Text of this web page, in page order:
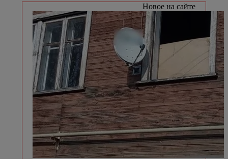
Новое на сайте